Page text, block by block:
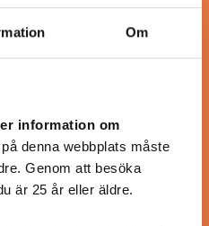
Om
information om
denna webbplats måste
Genom att besöka
är 25 år eller äldre.